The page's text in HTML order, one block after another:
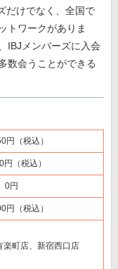
だけでなく、全国で
トワークがありま
IBJメンバーズに入会
数会うことができる
円（税込）
円（税込）
0円
円（税込）
楽町店、新宿西口店